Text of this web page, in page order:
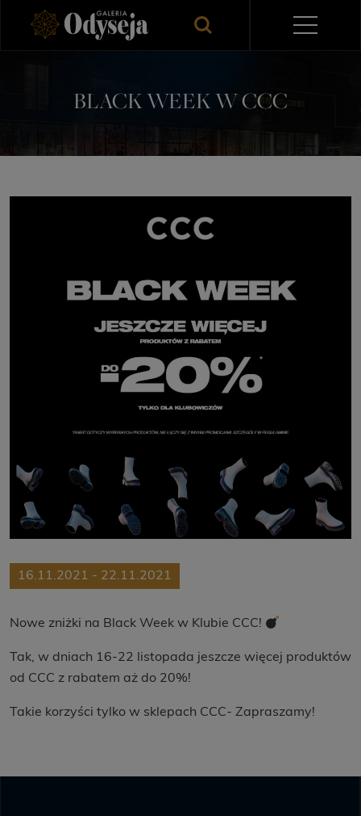
BLACK WEEK W CCC
16.11.2021 - 22.11.2021
Nowe zniżki na Black Week w Klubie CCC!
Tak, w dniach 16-22 listopada jeszcze więcej produktów
od CCC z rabatem aż do 20%!
Takie korzyści tylko w sklepach CCC- Zapraszamy!